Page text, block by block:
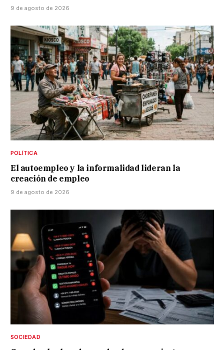
9 de agosto de 2026
POLÍTICA
El autoempleo y la informalidad lideran la
creación de empleo
9 de agosto de 2026
SOCIEDAD